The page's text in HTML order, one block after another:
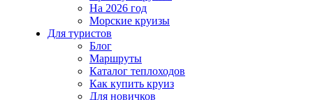
На 2026 год
Морские круизы
Для туристов
Блог
Маршруты
Каталог теплоходов
Как купить круиз
Для новичков